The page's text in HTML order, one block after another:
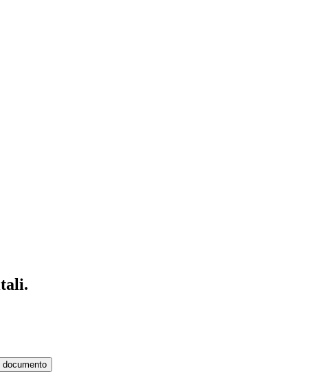
documento